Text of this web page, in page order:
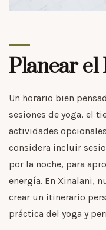
Planear
Un horario bien
sesiones de yoga, el
actividades
considera incluir
por la noche, para
energía. En Xinalani,
crear un itinerario
práctica del yoga y